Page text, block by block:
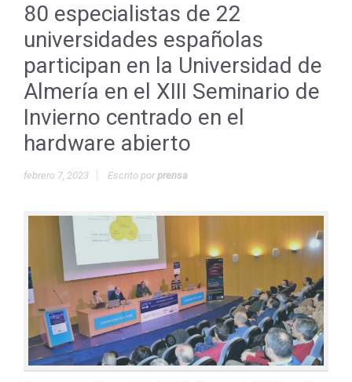
80 especialistas de 22
universidades españolas
participan en la Universidad de
Almería en el XIII Seminario de
Invierno centrado en el
hardware abierto
febrero 7, 2023 Escrito porprensa